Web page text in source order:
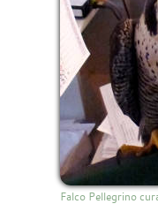
Falco Pellegrino